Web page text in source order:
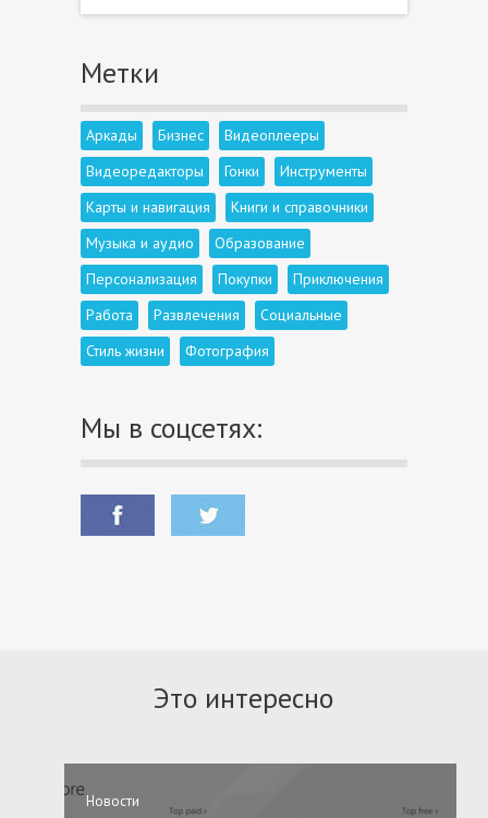
Метки
Аркады Бизнес
Видеоплееры
Видеоредакторы
Гонки
Инструменты
Карты и навигация
Книги и справочники
Музыка и аудио
Образование
Персонализация
Покупки
Приключения
Работа
Развлечения
Социальные
Стиль жизни
Фотография
Мы в соцсетях:
Это интересно
Новости